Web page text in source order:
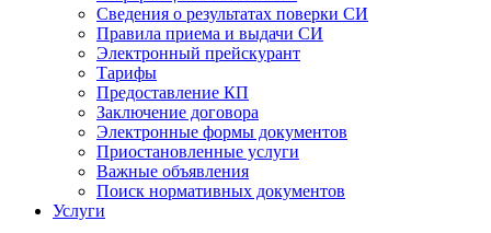
Сведения о результатах поверки СИ
Правила приема и выдачи СИ
Электронный прейскурант
Тарифы
Предоставление КП
Заключение договора
Электронные формы документов
Приостановленные услуги
Важные объявления
Поиск нормативных документов
Услуги